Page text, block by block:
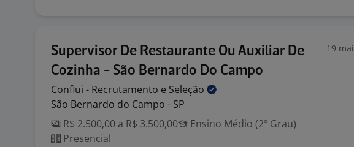
Supervisor De Restaurante Ou Auxiliar De
Cozinha - São Bernardo Do Campo
19 mai
Conflui - Recrutamento e Seleção
São Bernardo do Campo - SP
R$ 2.500,00 a R$ 3.500,00
Ensino Médio (2º Grau)
Presencial